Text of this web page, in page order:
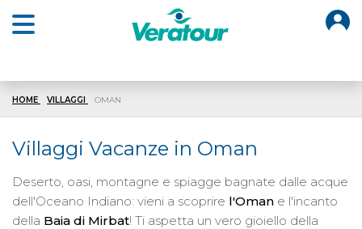
HOME VILLAGGI OMAN
Villaggi Vacanze in Oman
Deserto, oasi, montagne e spiagge bagnate dalle acque
dell'Oceano Indiano: vieni a scoprire l'Oman e l'incanto
della Baia di Mirbat! Ti aspetta un vero gioiello della